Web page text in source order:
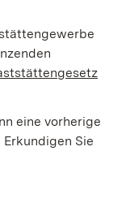
neuen Fenster
eine vorherige
Sie